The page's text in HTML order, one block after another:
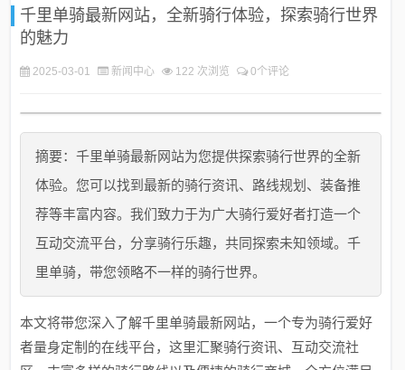
千里单骑最新网站，全新骑行体验，探索骑行世界
的魅力
2025-03-01 新闻中心 122 次浏览 0个评论
摘要：千里单骑最新网站为您提供探索骑行世界的全新
体验。您可以找到最新的骑行资讯、路线规划、装备推
荐等丰富内容。我们致力于为广大骑行爱好者打造一个
互动交流平台，分享骑行乐趣，共同探索未知领域。千
里单骑，带您领略不一样的骑行世界。
本文将带您深入了解千里单骑最新网站，一个专为骑行爱好
者量身定制的在线平台，这里汇聚骑行资讯、互动交流社